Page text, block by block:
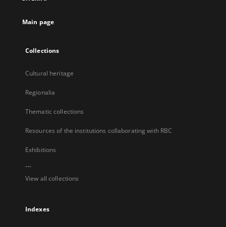
Main page
Collections
Cultural heritage
Regionalia
Thematic collections
Resources of the institutions collaborating with RBC
Exhibitions
...
View all collections
Indexes